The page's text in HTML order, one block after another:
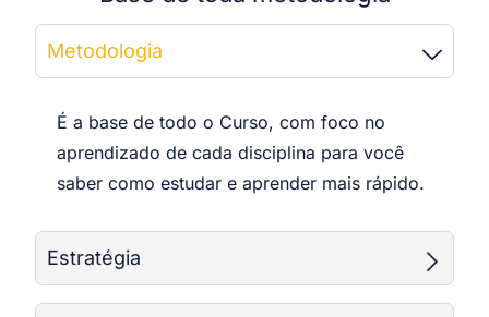
Metodologia
É a base de todo o Curso, com foco no
aprendizado de cada disciplina para você
saber como estudar e aprender mais rápido.
Estratégia